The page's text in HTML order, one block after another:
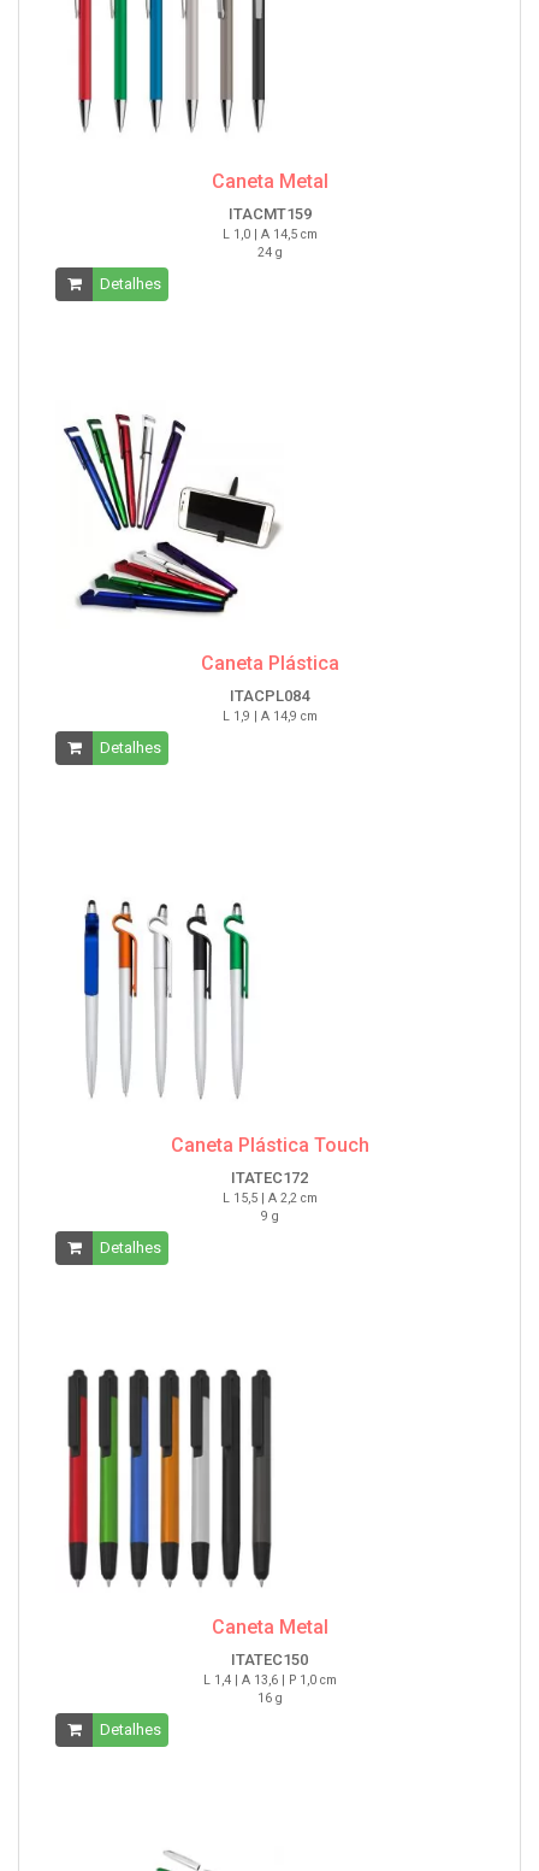
Caneta Metal
ITACMT159
L 1,0 | A 14,5 cm
24 g
Detalhes
Caneta Plástica
ITACPL084
L 1,9 | A 14,9 cm
Detalhes
Caneta Plástica Touch
ITATEC172
L 15,5 | A 2,2 cm
9 g
Detalhes
Caneta Metal
ITATEC150
L 1,4 | A 13,6 | P 1,0 cm
16 g
Detalhes